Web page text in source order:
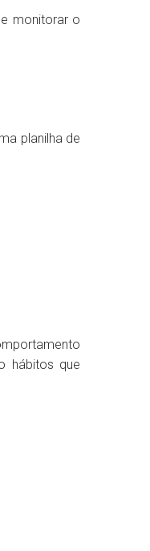
monitorar o
planilha de
hábitos que